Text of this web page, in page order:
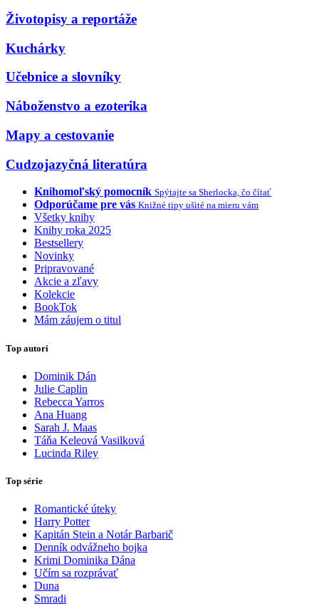
Životopisy a reportáže
Kuchárky
Učebnice a slovníky
Náboženstvo a ezoterika
Mapy a cestovanie
Cudzojazyčná literatúra
Knihomoľský pomocník Spýtajte sa Sherlocka, čo čítať
Odporúčame pre vás Knižné tipy ušité na mieru vám
Všetky knihy
Knihy roka 2025
Bestsellery
Novinky
Pripravované
Akcie a zľavy
Kolekcie
BookTok
Mám záujem o titul
Top autori
Dominik Dán
Julie Caplin
Rebecca Yarros
Ana Huang
Sarah J. Maas
Táňa Keleová Vasilková
Lucinda Riley
Top série
Romantické úteky
Harry Potter
Kapitán Stein a Notár Barbarič
Denník odvážneho bojka
Krimi Dominika Dána
Učím sa rozprávať
Duna
Smradi